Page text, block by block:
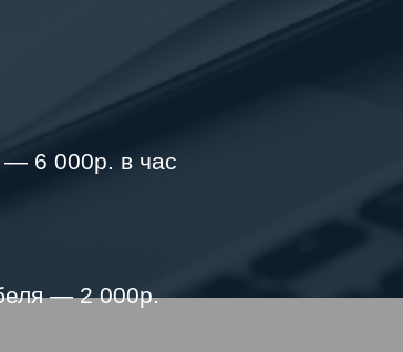
6 000р. в час
— 2 000р.